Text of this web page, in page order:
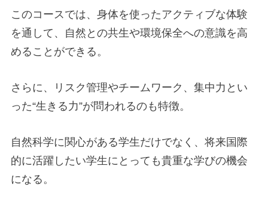
このコースでは、身体を使ったアクティブな体験
を通して、自然との共生や環境保全への意識を高
めることができる。
さらに、リスク管理やチームワーク、集中力とい
った“生きる力”が問われるのも特徴。
自然科学に関心がある学生だけでなく、将来国際
的に活躍したい学生にとっても貴重な学びの機会
になる。